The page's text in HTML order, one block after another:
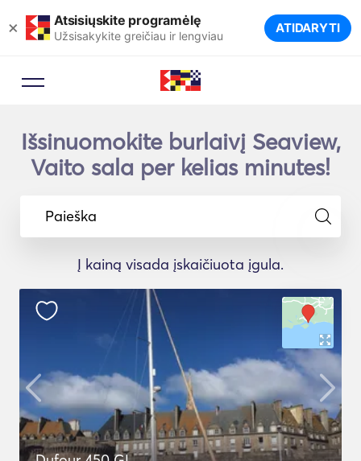
× Atsisiųskite programėlę
Užsisakykite greičiau ir lengviau ATIDARYTI
Išsinuomokite burlaivį Seaview,
Vaito sala per kelias minutes!
Paieška
Į kainą visada įskaičiuota įgula.